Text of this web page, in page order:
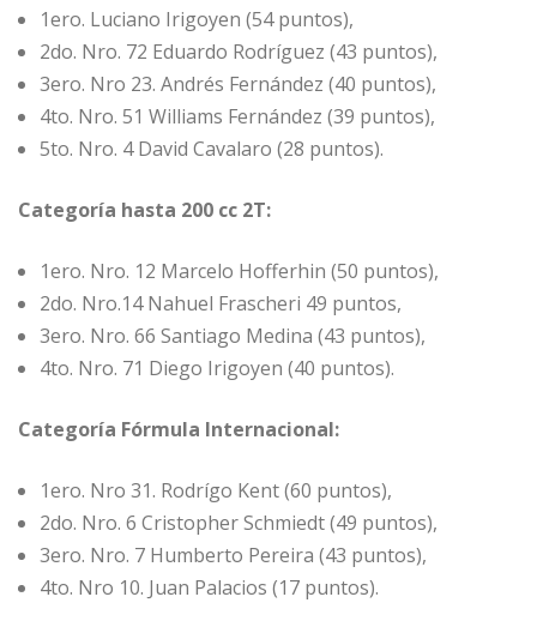
1ero. Luciano Irigoyen (54 puntos),
2do. Nro. 72 Eduardo Rodríguez (43 puntos),
3ero. Nro 23. Andrés Fernández (40 puntos),
4to. Nro. 51 Williams Fernández (39 puntos),
5to. Nro. 4 David Cavalaro (28 puntos).
Categoría hasta 200 cc 2T:
1ero. Nro. 12 Marcelo Hofferhin (50 puntos),
2do. Nro.14 Nahuel Frascheri 49 puntos,
3ero. Nro. 66 Santiago Medina (43 puntos),
4to. Nro. 71 Diego Irigoyen (40 puntos).
Categoría Fórmula Internacional:
1ero. Nro 31. Rodrígo Kent (60 puntos),
2do. Nro. 6 Cristopher Schmiedt (49 puntos),
3ero. Nro. 7 Humberto Pereira (43 puntos),
4to. Nro 10. Juan Palacios (17 puntos).